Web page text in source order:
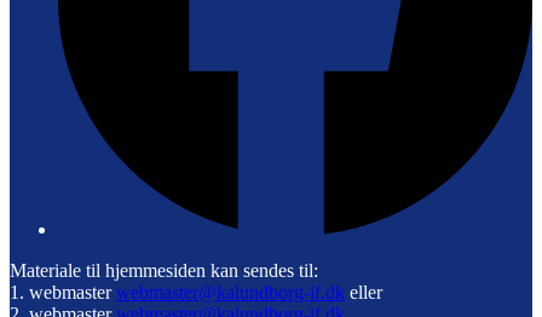
Materiale til hjemmesiden kan sendes til:
1. webmasterwebmaster@kalundborg-if.dk eller